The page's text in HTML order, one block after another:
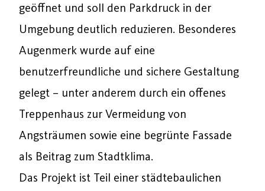
geöffnet und soll den Parkdruck in der
Umgebung deutlich reduzieren. Besonderes
Augenmerk wurde auf eine
benutzerfreundliche und sichere Gestaltung
gelegt – unter anderem durch ein offenes
Treppenhaus zur Vermeidung von
Angsträumen sowie eine begrünte Fassade
als Beitrag zum Stadtklima.
Das Projekt ist Teil einer städtebaulichen